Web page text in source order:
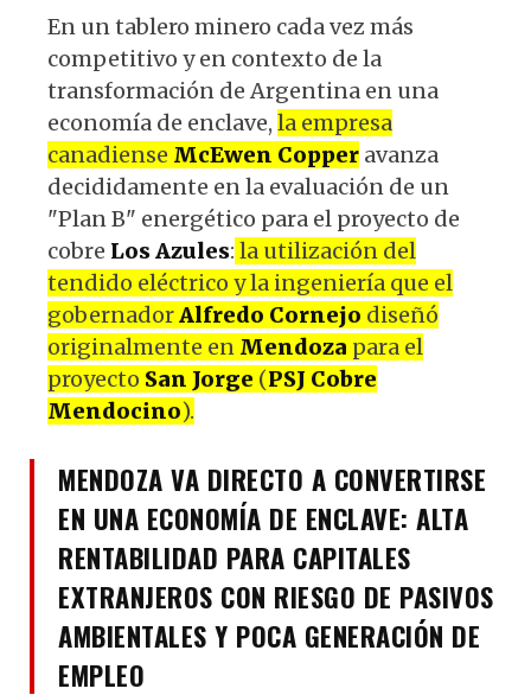
En un tablero minero cada vez más
competitivo y en contexto de la
transformación de Argentina en una
economía de enclave, la empresa
canadiense McEwen Copper avanza
decididamente en la evaluación de un
"Plan B" energético para el proyecto de
cobre Los Azules: la utilización del
tendido eléctrico y la ingeniería que el
gobernadorAlfredo Cornejo diseñó
originalmente en Mendoza para el
proyecto San Jorge (PSJ Cobre
Mendocino).
MENDOZA VA DIRECTO A CONVERTIRSE
EN UNA ECONOMÍA DE ENCLAVE: ALTA
RENTABILIDAD PARA CAPITALES
EXTRANJEROS CON RIESGO DE PASIVOS
AMBIENTALES Y POCA GENERACIÓN DE
EMPLEO